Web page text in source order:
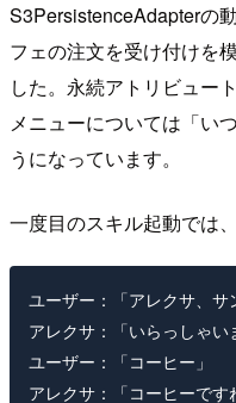
S3PersistenceAdapterの
フェの注文を受け付けを
した。永続アトリビュー
メニューについては「い
うになっています。
一度目のスキル起動では
ユーザー：「アレクサ、サ
アレクサ：「いらっしゃ
ユーザー：「コーヒー」